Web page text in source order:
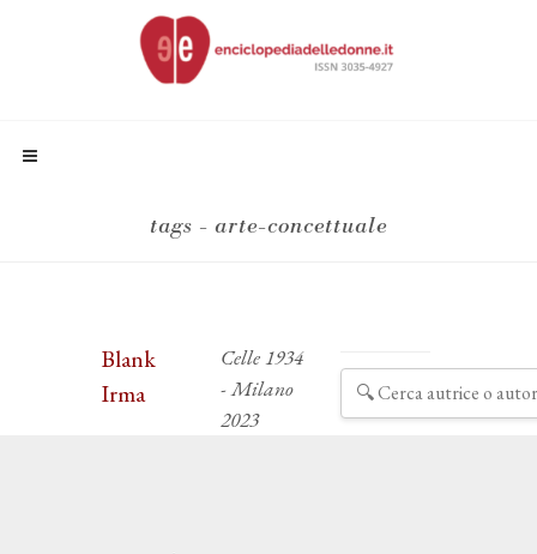
tags - arte-concettuale
Blank
Irma
Celle 1934
- Milano
2023